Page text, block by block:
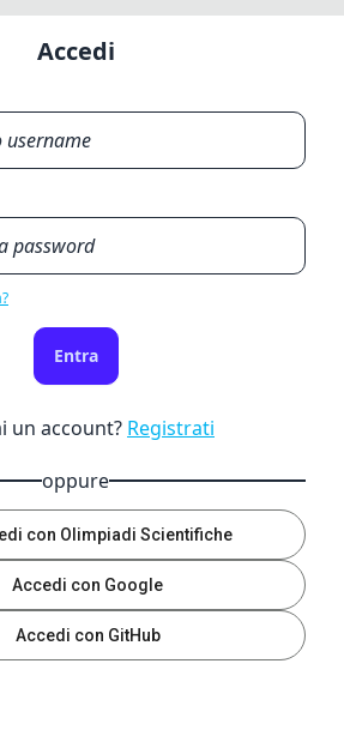
Accedi
Entra
un account? Registrati
oppure
con Olimpiadi Scientifiche
Accedi con Google
Accedi con GitHub